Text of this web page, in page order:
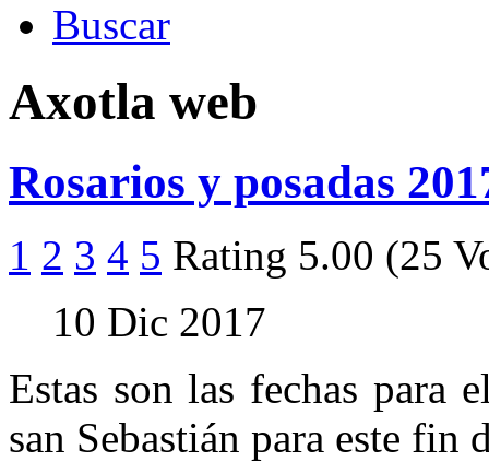
Buscar
Axotla web
Rosarios y posadas
1 2 3 4 5 Rating 5.00 (25
10 Dic 2017
Estas son las fechas para
san Sebastián para este fin